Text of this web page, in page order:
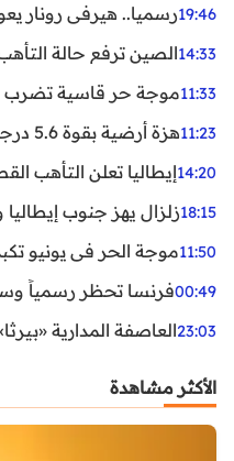
19:46رسميا.. هيرفي رونار
14:33الصين ترفع حالة
11:33موجة حر قاسية تضرب
11:23هزة أرضية بقوة 5.6 درجات تضرب مصر
14:20إيطاليا تعلن التأهب القصوى في 23 مدينة
18:15زلزال يهز جنوب
11:50موجة الحر في يونيو تكبد
00:49فرنسا تحظر رسمياً
23:03العاصفة المدارية
الأكثر مشاهدة